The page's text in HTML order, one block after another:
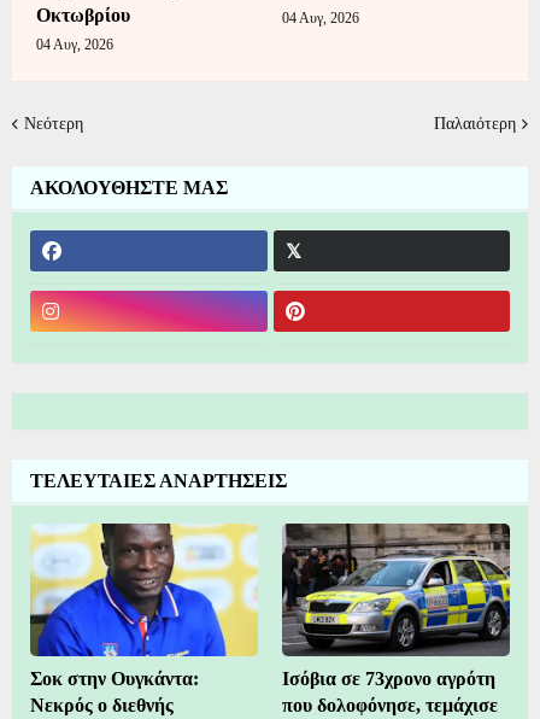
Οκτωβρίου
04 Αυγ, 2026
04 Αυγ, 2026
Νεότερη Παλαιότερη
ΑΚΟΛΟΥΘΗΣΤΕ ΜΑΣ
ΤΕΛΕΥΤΑΙΕΣ ΑΝΑΡΤΗΣΕΙΣ
Σοκ στην Ουγκάντα:
Νεκρός ο διεθνής
Ισόβια σε 73χρονο αγρότη
που δολοφόνησε, τεμάχισε